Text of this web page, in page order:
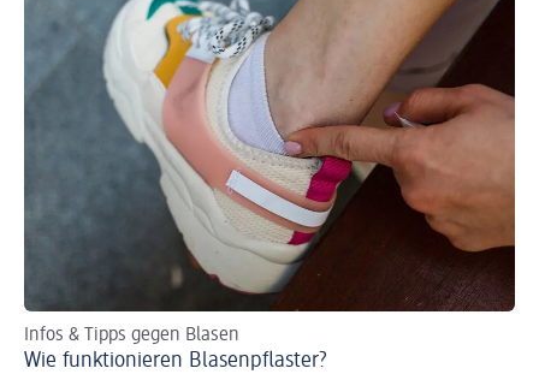
Infos & Tipps gegen Blasen
Wie funktionieren Blasenpflaster?